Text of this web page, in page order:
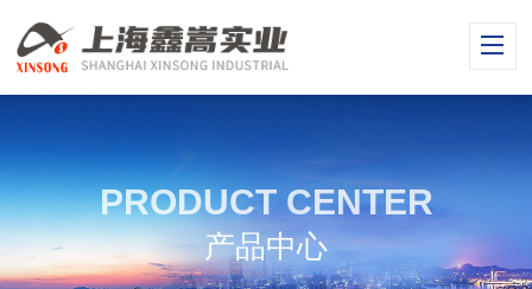
PRODUCT CENTER
产品中心